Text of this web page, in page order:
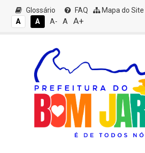
Glossário FAQ Mapa do Site
A
A A- A A+